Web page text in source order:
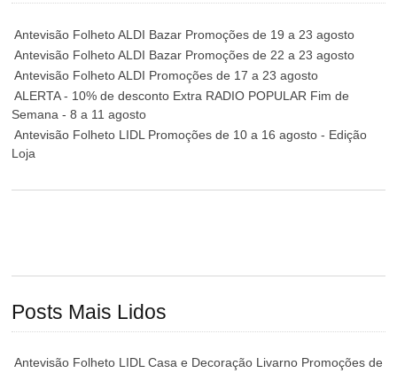
Antevisão Folheto ALDI Bazar Promoções de 19 a 23 agosto
Antevisão Folheto ALDI Bazar Promoções de 22 a 23 agosto
Antevisão Folheto ALDI Promoções de 17 a 23 agosto
ALERTA - 10% de desconto Extra RADIO POPULAR Fim de
Semana - 8 a 11 agosto
Antevisão Folheto LIDL Promoções de 10 a 16 agosto - Edição
Loja
Posts Mais Lidos
Antevisão Folheto LIDL Casa e Decoração Livarno Promoções de